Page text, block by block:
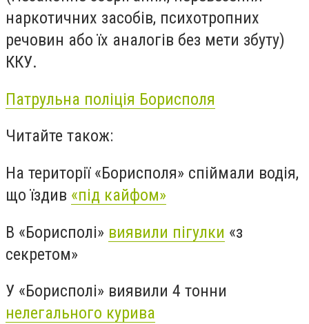
наркотичних засобів, психотропних
речовин або їх аналогів без мети збуту)
ККУ.
Патрульна поліція Борисполя
Читайте також:
На території «Борисполя» спіймали водія,
що їздив «під кайфом»
В «Борисполі» виявили пігулки «з
секретом»
У «Борисполі» виявили 4 тонни
нелегального курива